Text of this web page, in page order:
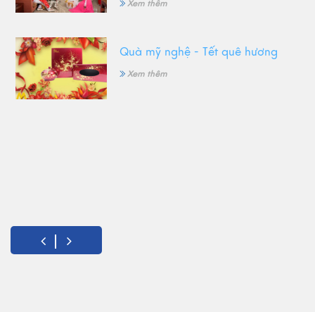
Xem thêm
Quà mỹ nghệ - Tết quê hương
Xem thêm